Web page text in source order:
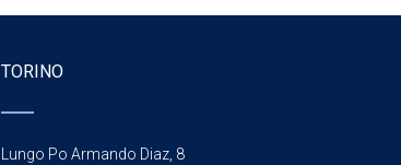
TORINO
Lungo Po Armando Diaz, 8